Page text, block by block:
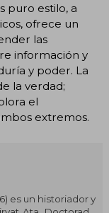
puro estilo, a
ofrece un
las
información y
y poder. La
la verdad;
el
extremos.
es un historiador y